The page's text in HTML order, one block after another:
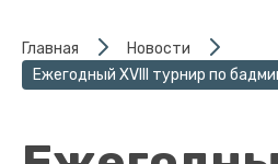
Главная
Новости
Ежегодный XVIII турнир по